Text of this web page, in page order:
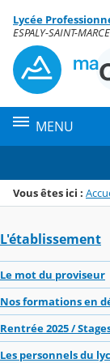
Menu de la
Contenu
Lycée
ESPALY-SAINT-
MENU
Vous êtes ici :
L'établissement
Le mot du proviseur
Nos formations en
Rentrée 2025 /
Les personnels du